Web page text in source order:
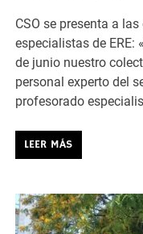
CSO se presenta a
especialistas de ERE:
de junio nuestro
personal experto del
profesorado
LEER MÁS